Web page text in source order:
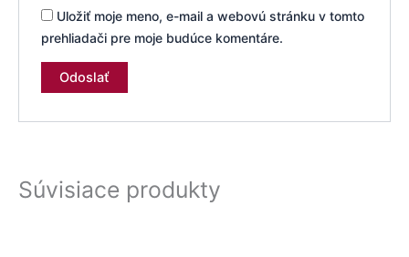
Uložiť moje meno, e-mail a webovú stránku v tomto
prehliadači pre moje budúce komentáre.
Súvisiace produkty